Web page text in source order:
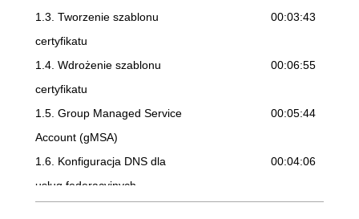
1.3. Tworzenie szablonu
certyfikatu
00:03:43
1.4. Wdrożenie szablonu
certyfikatu
00:06:55
1.5. Group Managed Service
Account (gMSA)
00:05:44
1.6. Konfiguracja DNS dla
usług federacyjnych
00:04:06